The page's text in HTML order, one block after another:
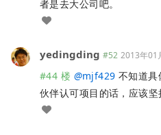
者是去大公司吧。
yedingding #52 2013年01
#44 楼 @mjf429 不知道具
伙伴认可项目的话，应该